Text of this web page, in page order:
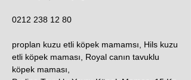
0212 238 12 80
proplan kuzu etli köpek mamamsı, Hils kuzu
etli köpek maması, Royal canın tavuklu
köpek maması,